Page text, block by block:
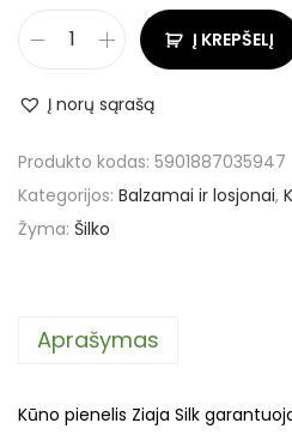
Į KREPŠELĮ
Į norų sąrašą
Produkto kodas: 5901887035947
Kategorijos: Balzamai ir losjonai,
Žyma: Šilko
Aprašymas
Kūno pienelis Ziaja Silk